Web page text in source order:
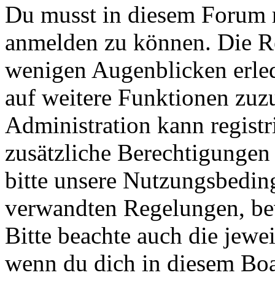
Du musst in diesem
anmelden zu können. Die
wenigen Augenblicken
auf weitere Funktionen
Administration kann
zusätzliche
bitte unsere
verwandten Regelungen,
Bitte beachte auch die
wenn du dich in diesem